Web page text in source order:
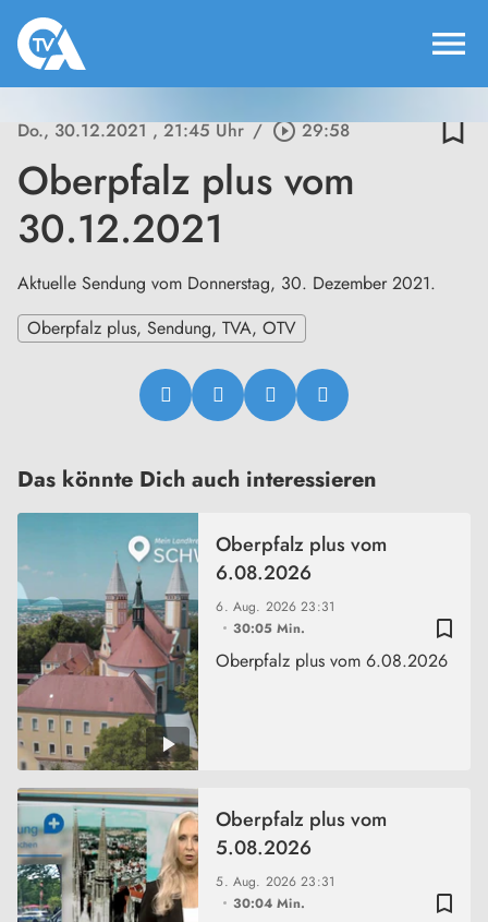
menu
Do., 30.12.2021, 21:45 Uhr / play_circle_outline29:58 bookmark_border
Oberpfalz plus vom
30.12.2021
Aktuelle Sendung vom Donnerstag, 30. Dezember 2021.
Oberpfalz plus, Sendung, TVA, OTV
Das könnte Dich auch interessieren
bookmark_border
6. Aug. 202623:31
30:05 Min.
Oberpfalz plus vom
6.08.2026
Oberpfalz plus vom 6.08.2026
bookmark_border
5. Aug. 202623:31
30:04 Min.
Oberpfalz plus vom
5.08.2026